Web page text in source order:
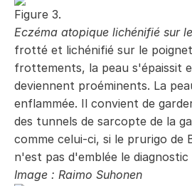
Figure 3.
Eczéma atopique lichénifié sur
frotté et lichénifié sur le
frottements, la peau s'épaissit
deviennent proéminents. La
enflammée. Il convient de
des tunnels de sarcopte de la
comme celui-ci, si le prurigo de
n'est pas d'emblée le diagnostic
Image : Raimo Suhonen